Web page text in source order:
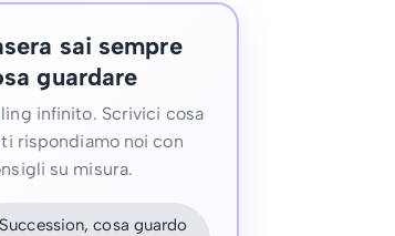
sai sempre
guardare
infinito. Scrivici cosa
rispondiamo noi con
su misura.
cosa guardo